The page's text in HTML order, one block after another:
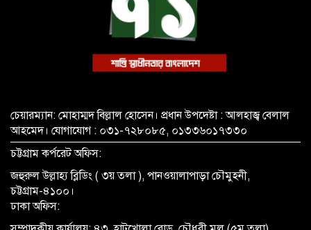
চেয়ারম্যান: মোহাম্মদ বিল্লাল হোসেন। প্রধান উপদেষ্টা : আলহাজ্ব বেলাল
আহমেদ। যোগাযোগ : ০৩১-৭২৮০৮৫, ০১৩৩৬০১৭৩৩০
চট্টগ্রাম কর্পরেট অফিস:
জহুরুল উল্লাহ্য ব্লিডিং ( ৩য় তলা ), পানওয়ালাপাড়া চৌমুহনী,
চট্টগ্রাম-৪১০০।
ঢাকা অফিস: